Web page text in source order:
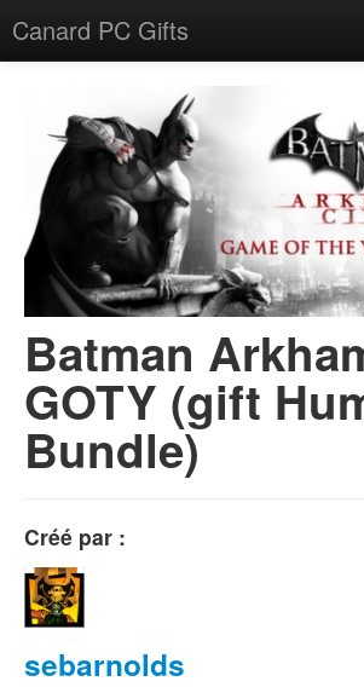
Canard PC Gifts
F.A.Q.
Batman
GOTY (gift
Bundle)
Créé par :
sebarnolds